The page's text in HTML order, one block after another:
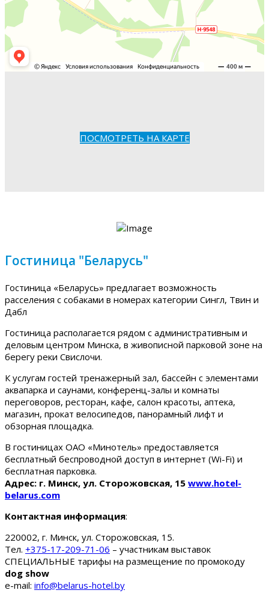
ПОСМОТРЕТЬ НА КАРТЕ
Гостиница "Беларусь"
Гостиница «Беларусь» предлагает возможность
расселения с собаками в номерах категории Сингл, Твин и
Дабл
Гостиница располагается рядом с административным и
деловым центром Минска, в живописной парковой зоне на
берегу реки Свислочи.
К услугам гостей тренажерный зал, бассейн с элементами
аквапарка и саунами, конференц-залы и комнаты
переговоров, ресторан, кафе, салон красоты, аптека,
магазин, прокат велосипедов, панорамный лифт и
обзорная площадка.
В гостиницах ОАО «Минотель» предоставляется
бесплатный беспроводной доступ в интернет (Wi-Fi) и
бесплатная парковка.
Адрес: г. Минск, ул. Сторожовская, 15 www.hotel-
belarus.com
Контактная информация:
220002, г. Минск, ул. Сторожовская, 15.
Тел. +375-17-209-71-06 – участникам выставок
СПЕЦИАЛЬНЫЕ тарифы на размещение по промокоду
dog show
e-mail: info@belarus-hotel.by